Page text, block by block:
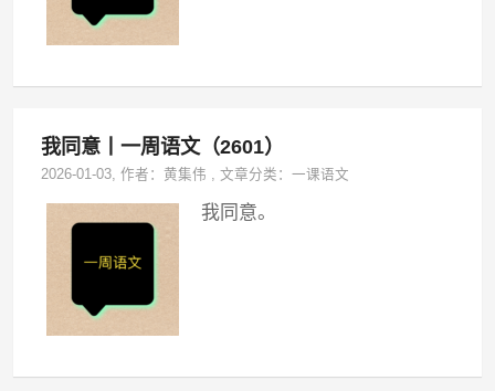
我同意丨一周语文（2601）
2026-01-03, 作者：黄集伟 ,文章分类：一课语文
我同意。